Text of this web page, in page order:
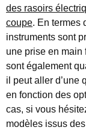
des rasoirs
coupe. En termes
instruments sont
une prise en main
sont également
il peut aller d’une
en fonction des
cas, si vous
modèles issus des